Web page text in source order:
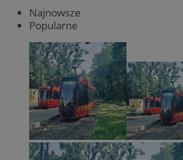
Najnowsze
Popularne